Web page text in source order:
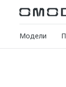
Модели